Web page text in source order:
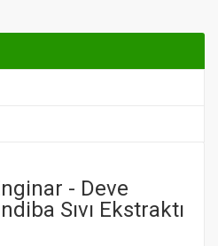
- Deve
Sıvı Ekstraktı